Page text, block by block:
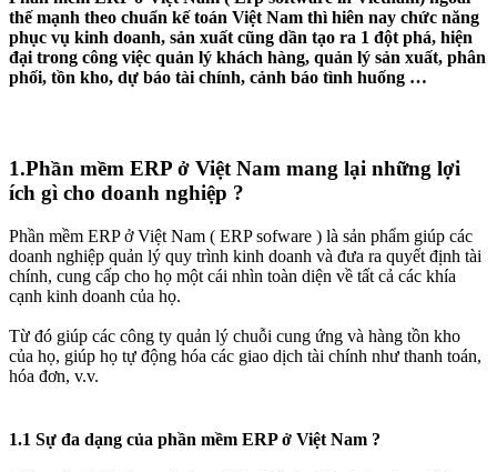
thế mạnh theo chuẩn kế toán Việt Nam thì hiên nay chức năng
phục vụ kinh doanh, sản xuất cũng dần tạo ra 1 đột phá, hiện
đại trong công việc quản lý khách hàng, quản lý sản xuất, phân
phối, tồn kho, dự báo tài chính, cảnh báo tình huống …​
1.Phần mềm ERP ở Việt Nam mang lại những lợi
ích gì cho doanh nghiệp ?​
Phần mềm ERP ở Việt Nam ( ERP sofware ) là sản phẩm giúp các
doanh nghiệp quản lý quy trình kinh doanh và đưa ra quyết định tài
chính, cung cấp cho họ một cái nhìn toàn diện về tất cả các khía
cạnh kinh doanh của họ.
Từ đó giúp các công ty quản lý chuỗi cung ứng và hàng tồn kho
của họ, giúp họ tự động hóa các giao dịch tài chính như thanh toán,
hóa đơn, v.v.
1.1 Sự đa dạng của phần mềm ERP ở Việt Nam ?​